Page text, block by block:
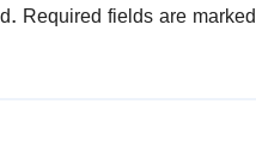
Required fields are marked